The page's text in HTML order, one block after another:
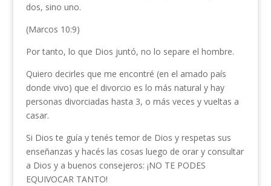
dos, sino uno.
(Marcos 10:9)
Por tanto, lo que Dios juntó, no lo separe el hombre.
Quiero decirles que me encontré (en el amado país
donde vivo) que el divorcio es lo más natural y hay
personas divorciadas hasta 3, o más veces y vueltas a
casar.
Si Dios te guía y tenés temor de Dios y respetas sus
enseñanzas y hacés las cosas luego de orar y consultar
a Dios y a buenos consejeros: ¡NO TE PODES
EQUIVOCAR TANTO!